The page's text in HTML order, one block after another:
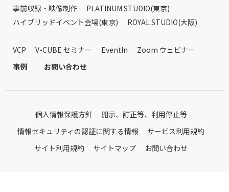
事前収録・映像制作
PLATINUM STUDIO(東京)
ハイブリッドイベント会場(東京)
ROYAL STUDIO(大阪)
VCP V-CUBE セミナー EventIn
Zoom ウェビナー
事例
お問い合わせ
個人情報保護方針
開示、訂正等、利用停止等
情報セキュリティの認証に関する情報
サービス利用規約
サイト利用規約
サイトマップ お問い合わせ